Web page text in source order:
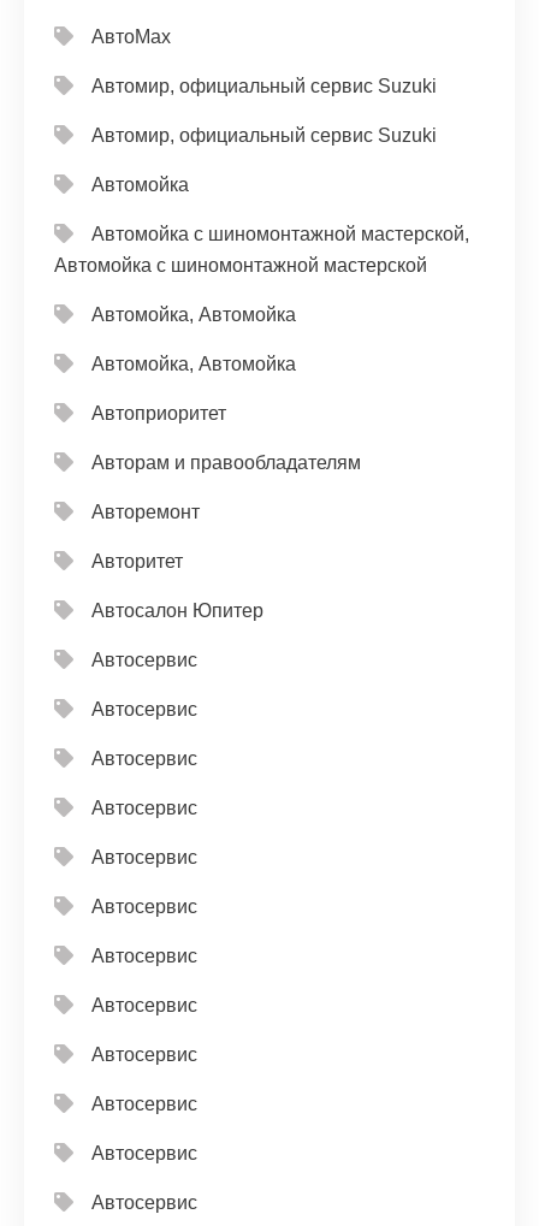
АвтоМах
Автомир, официальный сервис Suzuki
Автомир, официальный сервис Suzuki
Автомойка
Автомойка с шиномонтажной мастерской,
Автомойка с шиномонтажной мастерской
Автомойка, Автомойка
Автомойка, Автомойка
Автоприоритет
Авторам и правообладателям
Авторемонт
Авторитет
Автосалон Юпитер
Автосервис
Автосервис
Автосервис
Автосервис
Автосервис
Автосервис
Автосервис
Автосервис
Автосервис
Автосервис
Автосервис
Автосервис